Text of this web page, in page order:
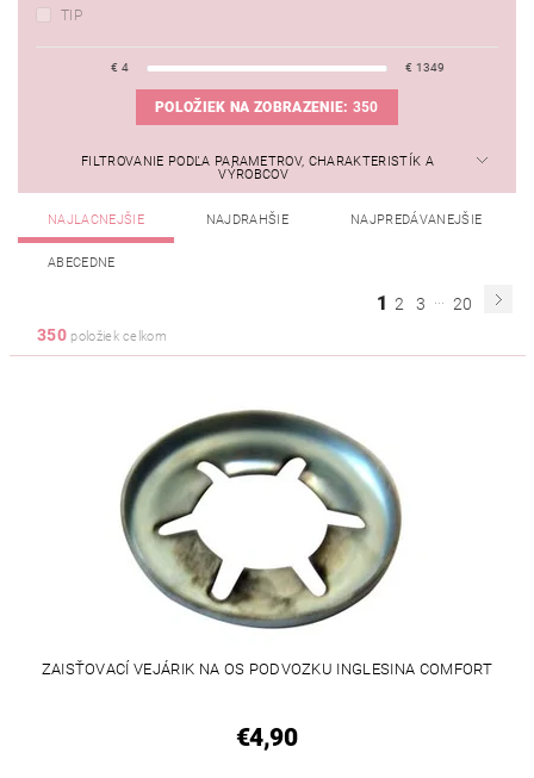
TIP
€ 4 € 1349
POLOŽIEK NA ZOBRAZENIE: 350
FILTROVANIE PODĽA PARAMETROV, CHARAKTERISTÍK A
VÝROBCOV
NAJLACNEJŠIE NAJDRAHŠIE NAJPREDÁVANEJŠIE
ABECEDNE
1 2 3 ... 20
350položiek celkom
ZAISŤOVACÍ VEJÁRIK NA OS PODVOZKU INGLESINA COMFORT
€4,90